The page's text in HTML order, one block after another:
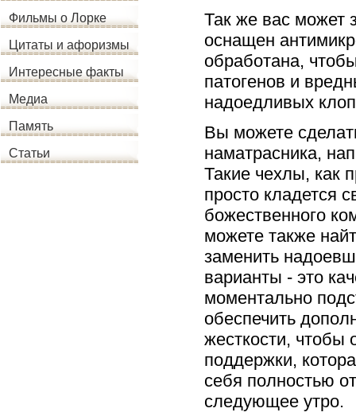
Фильмы о Лорке
Цитаты и афоризмы
Интересные факты
Медиа
Память
Статьи
Так же вас может
оснащен
обработана,
патогенов и
надоедливых
Вы можете
наматрасника,
Такие чехлы, как
просто кладется
божественного
можете также
заменить
варианты - это
моментально
обеспечить
жесткости, чтобы
поддержки,
себя полностью
следующее утро.